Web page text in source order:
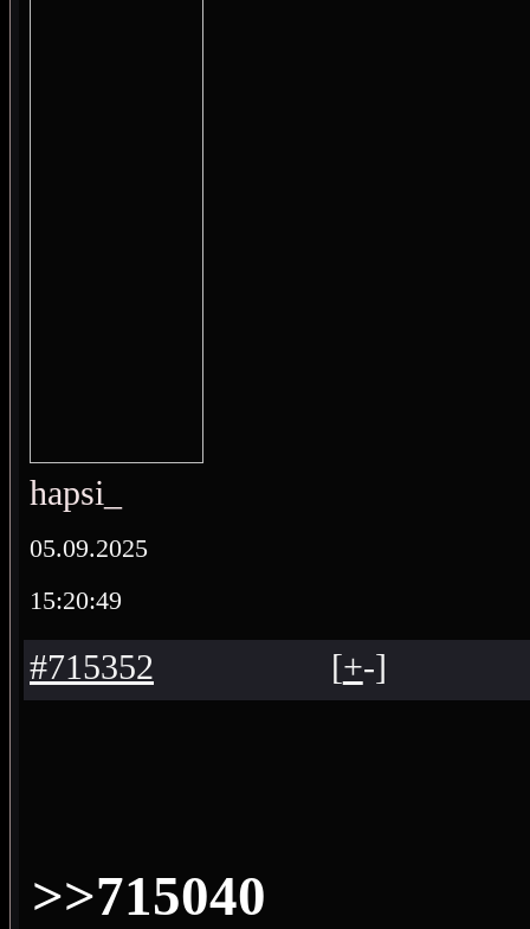
hapsi_
05.09.2025
15:20:49
#715352 [+-]
>>715040